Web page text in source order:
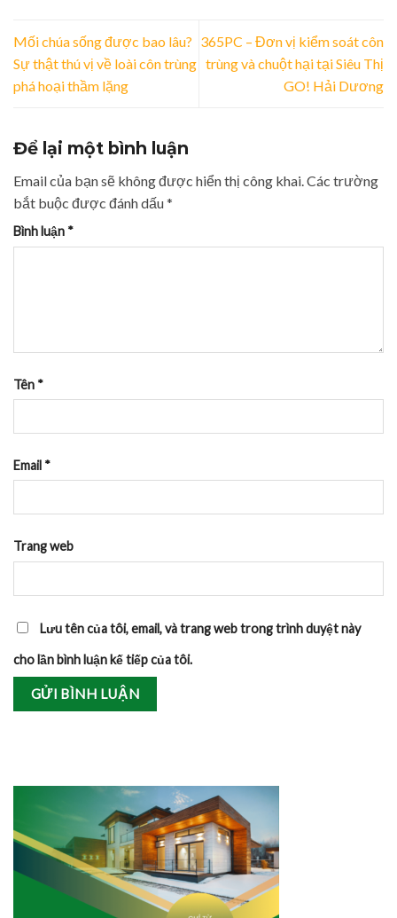
Mối chúa sống được bao lâu?
Sự thật thú vị về loài côn trùng
phá hoại thầm lặng
365PC – Đơn vị kiểm soát côn
trùng và chuột hại tại Siêu Thị
GO! Hải Dương
Để lại một bình luận
Email của bạn sẽ không được hiển thị công khai.Các trường
bắt buộc được đánh dấu*
Bình luận *
Tên *
Email *
Trang web
Lưu tên của tôi, email, và trang web trong trình duyệt này
cho lần bình luận kế tiếp của tôi.